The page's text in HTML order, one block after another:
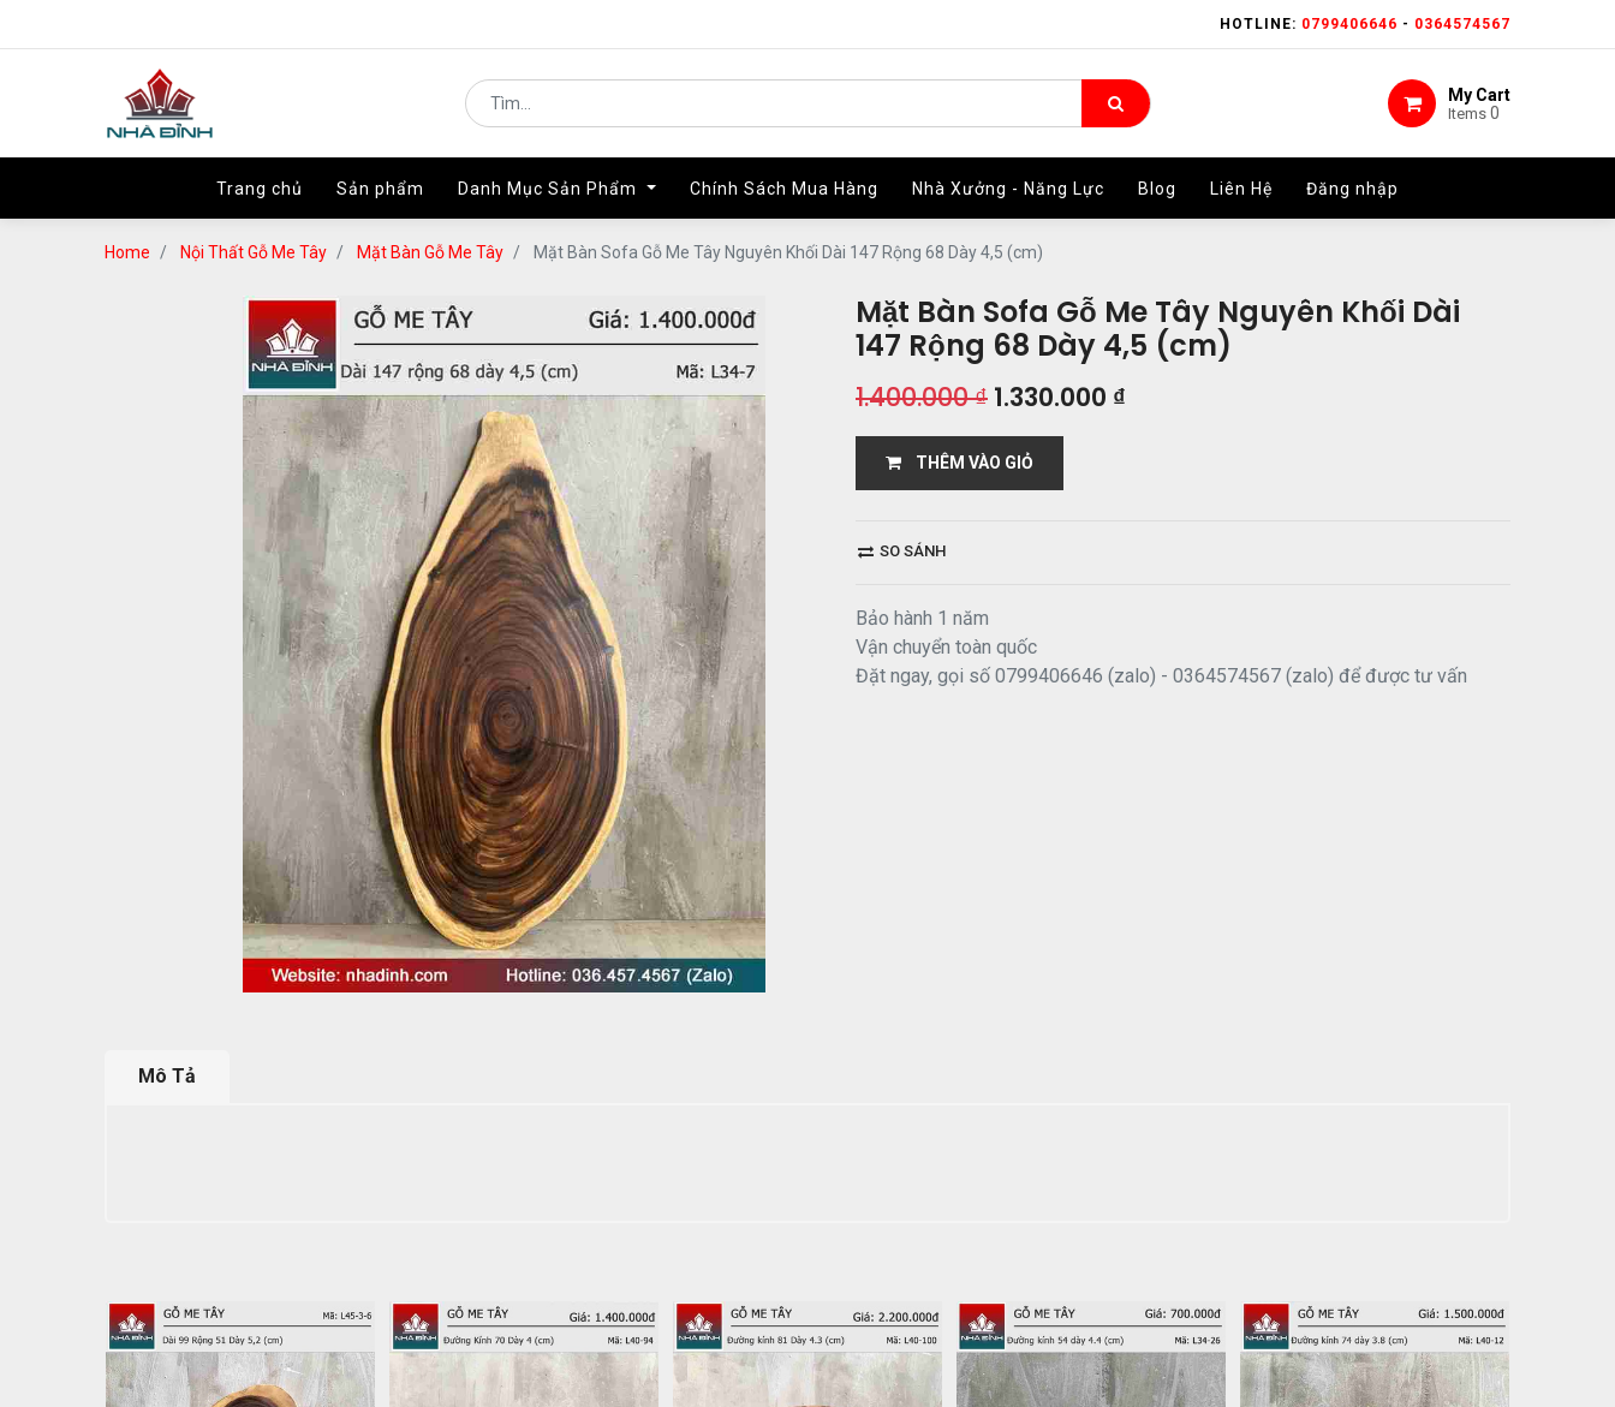
HOTLINE: 0799406646 - 0364574567
My Cart
Items 0
Trang chủ Sản phẩm Danh Mục Sản Phẩm Chính Sách Mua Hàng Nhà Xưởng - Năng Lực Blog Liên Hệ Đăng nhập
HOTLINE: 0799406646 - 0364574567
My Cart
Items 0
Trang chủ Sản phẩm Danh Mục Sản Phẩm Chính Sách Mua Hàng Nhà Xưởng - Năng Lực Blog Liên Hệ Đăng nhập
Home Nội Thất Gỗ Me Tây Mặt Bàn Gỗ Me Tây Mặt Bàn Sofa Gỗ Me Tây Nguyên Khối Dài 147 Rộng 68 Dày 4,5 (cm)
Mặt Bàn Sofa Gỗ Me Tây Nguyên Khối Dài
147 Rộng 68 Dày 4,5 (cm)
1.400.000₫ 1.330.000 ₫
THÊM VÀO GIỎ
SO SÁNH
Bảo hành 1 năm
Vận chuyển toàn quốc
Đặt ngay, gọi số 0799406646 (zalo) - 0364574567 (zalo) để được tư vấn
Mô Tả